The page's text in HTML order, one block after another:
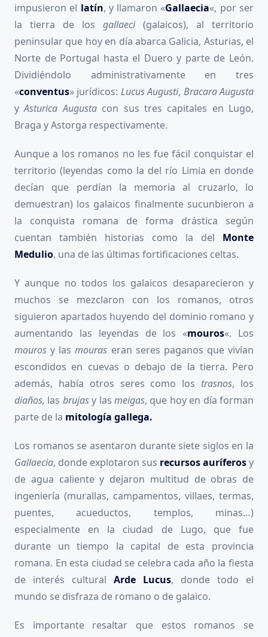
impusieron el latín, y llamaron «Gallaecia«, por ser
la tierra de los gallaeci (galaicos), al territorio
peninsular que hoy en día abarca Galicia, Asturias, el
Norte de Portugal hasta el Duero y parte de León.
Dividiéndolo administrativamente en tres
«conventus» jurídicos: Lucus Augusti, Bracara Augusta
yAsturica Augustacon sus tres capitales en Lugo,
Braga y Astorga respectivamente.
Aunque a los romanos no les fue fácil conquistar el
territorio (leyendas como la del río Limia en donde
decían que perdían la memoria al cruzarlo, lo
demuestran) los galaicos finalmente sucunbieron a
la conquista romana de forma drástica según
cuentan también historias como la del Monte
Medulio, una de las últimas fortificaciones celtas.
Y aunque no todos los galaicos desaparecieron y
muchos se mezclaron con los romanos, otros
siguieron apartados huyendo del dominio romano y
aumentando las leyendas de los «mouros«. Los
mourosy lasmouras eran seres paganos que vivían
escondidos en cuevas o debajo de la tierra. Pero
además, había otros seres como los trasnos, los
diaños, las brujasy lasmeigas, que hoy en día forman
parte de la mitología gallega.
Los romanos se asentaron durante siete siglos en la
Gallaecia, donde explotaron sus recursos auríferosy
de agua caliente y dejaron multitud de obras de
ingeniería (murallas, campamentos, villaes, termas,
puentes, acueductos, templos, minas…)
especialmente en la ciudad de Lugo, que fue
durante un tiempo la capital de esta provincia
romana. En esta ciudad se celebra cada año la fiesta
de interés cultural Arde Lucus, donde todo el
mundo se disfraza de romano o de galaico.
Es importante resaltar que estos romanos se